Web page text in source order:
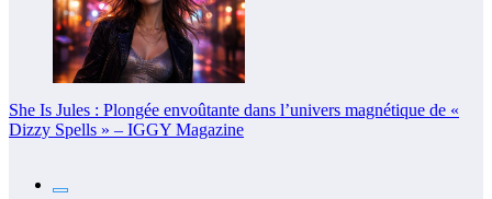
She Is Jules : Plongée envoûtante dans l’univers magnétique de «
Dizzy Spells » – IGGY Magazine